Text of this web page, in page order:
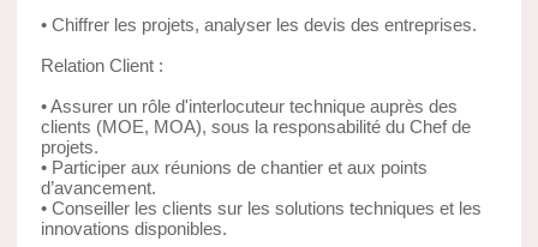
• Chiffrer les projets, analyser les devis des entreprises.
Relation Client :
• Assurer un rôle d'interlocuteur technique auprès des
clients (MOE, MOA), sous la responsabilité du Chef de
projets.
• Participer aux réunions de chantier et aux points
d’avancement.
• Conseiller les clients sur les solutions techniques et les
innovations disponibles.